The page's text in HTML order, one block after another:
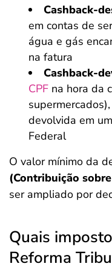
Cashback-
em contas de
água e gás
na fatura
Cashback-
CPF na hora da
devolvida em
Federal
O valor mínimo da
(Contribuição
ser ampliado por
Quais
Reforma